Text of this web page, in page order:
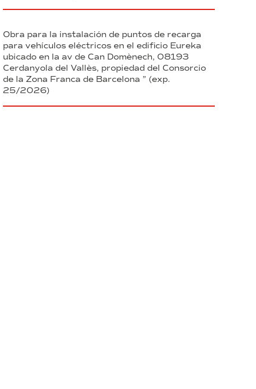
Obra para la instalación de puntos de recarga
para vehículos eléctricos en el edificio Eureka
ubicado en la av de Can Domènech, 08193
Cerdanyola del Vallès, propiedad del Consorcio
de la Zona Franca de Barcelona ” (exp.
25/2026)